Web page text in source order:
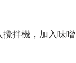
拌機，加入味